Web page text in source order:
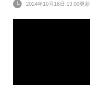
2024年10月16日 19:00更新